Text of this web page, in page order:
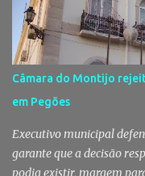
suspeitas da prática do
localidade de Pinhal
Territorial de Setúbal da
Pinhal Novo, no âmbito
especialmente
de droga. Segundo a
vários indivíduos"
Câmara do Montijo
em Pegões
Executivo municipal
garante que a decisão
podia existir, margem